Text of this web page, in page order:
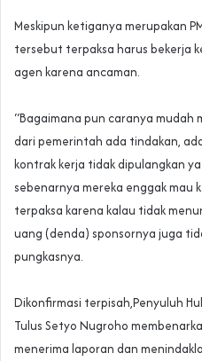
‎Meskipun ketiganya merupakan
tersebut terpaksa harus bekerja
agen karena ancaman.
‎“Bagaimana pun caranya mudah
dari pemerintah ada tindakan,
kontrak kerja tidak dipulangkan
sebenarnya mereka enggak mau
terpaksa karena kalau tidak
uang (denda) sponsornya juga
pungkasnya.
‎Dikonfirmasi terpisah,Penyuluh
Tulus Setyo Nugroho
menerima laporan dan